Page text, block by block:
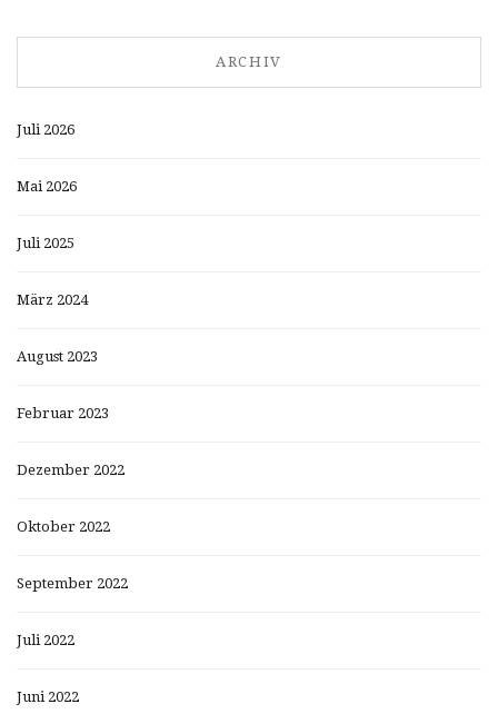
ARCHIV
Juli 2026
Mai 2026
Juli 2025
März 2024
August 2023
Februar 2023
Dezember 2022
Oktober 2022
September 2022
Juli 2022
Juni 2022